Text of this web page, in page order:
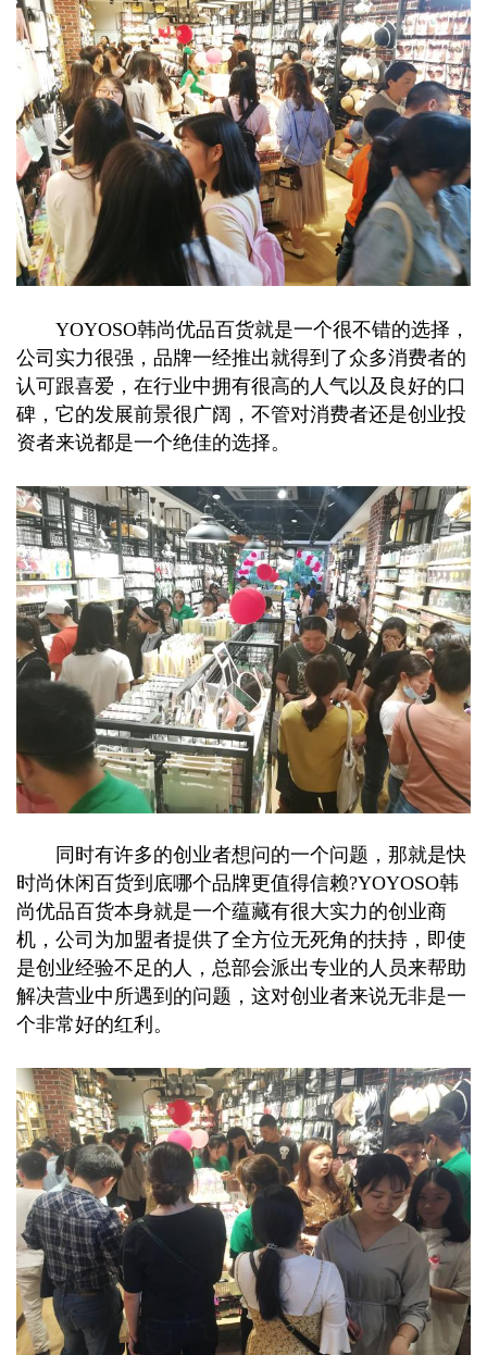
YOYOSO韩尚优品百货就是一个很不错的选择，
公司实力很强，品牌一经推出就得到了众多消费者的
认可跟喜爱，在行业中拥有很高的人气以及良好的口
碑，它的发展前景很广阔，不管对消费者还是创业投
资者来说都是一个绝佳的选择。
同时有许多的创业者想问的一个问题，那就是快
时尚休闲百货到底哪个品牌更值得信赖?YOYOSO韩
尚优品百货本身就是一个蕴藏有很大实力的创业商
机，公司为加盟者提供了全方位无死角的扶持，即使
是创业经验不足的人，总部会派出专业的人员来帮助
解决营业中所遇到的问题，这对创业者来说无非是一
个非常好的红利。